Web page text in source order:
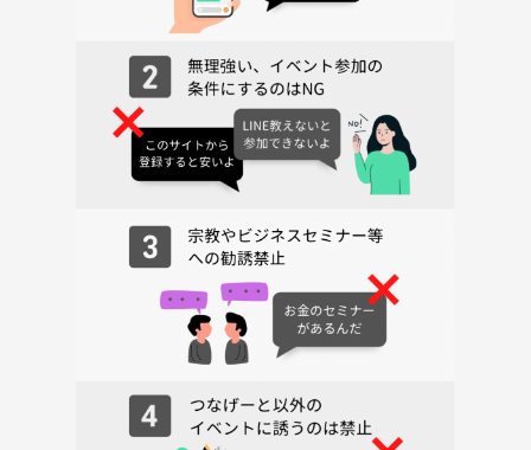
参加者さんに聞いたひらめきのコツを実践してひらめいた→やってみよ
う→あらあら無反応→またひらめく
を繰り返しています。
なので皆さんがやって欲しいひらめいたがあれば教えてもらえると嬉し